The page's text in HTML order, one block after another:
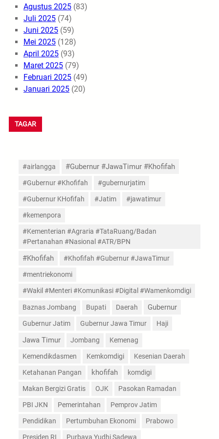
Agustus 2025 (83)
Juli 2025 (74)
Juni 2025 (59)
Mei 2025 (128)
April 2025 (93)
Maret 2025 (79)
Februari 2025 (49)
Januari 2025 (20)
TAGAR
#airlangga #Gubernur #JawaTimur #Khofifah
#Gubernur #Khofifah #gubernurjatim
#Gubernur KHofifah #Jatim #jawatimur
#kemenpora
#Kementerian #Agraria #TataRuang/Badan
#Pertanahan #Nasional #ATR/BPN
#Khofifah #Khofifah #Gubernur #JawaTimur
#mentriekonomi
#Wakil #Menteri #Komunikasi #Digital #Wamenkomdigi
Baznas Jombang Bupati Daerah Gubernur
Gubernur Jatim Gubernur Jawa Timur Haji
Jawa Timur Jombang Kemenag
Kemendikdasmen Kemkomdigi Kesenian Daerah
Ketahanan Pangan khofifah komdigi
Makan Bergizi Gratis OJK Pasokan Ramadan
PBI JKN Pemerintahan Pemprov Jatim
Pendidikan Pertumbuhan Ekonomi Prabowo
Presiden RI Purbaya Yudhi Sadewa